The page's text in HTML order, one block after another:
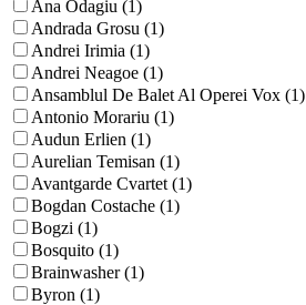
Ana Odagiu (1)
Andrada Grosu (1)
Andrei Irimia (1)
Andrei Neagoe (1)
Ansamblul De Balet Al Operei Vox (1)
Antonio Morariu (1)
Audun Erlien (1)
Aurelian Temisan (1)
Avantgarde Cvartet (1)
Bogdan Costache (1)
Bogzi (1)
Bosquito (1)
Brainwasher (1)
Byron (1)